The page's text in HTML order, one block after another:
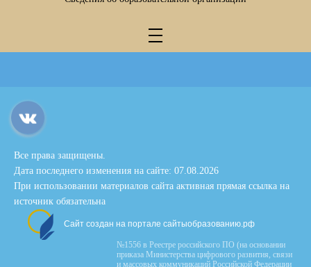
Все права защищены.
Дата последнего изменения на сайте: 07.08.2026
При использовании материалов сайта активная прямая ссылка на
источник обязательна
Сайт создан на портале сайтыобразованию.рф
№1556 в Реестре российского ПО (на основании
приказа Министерства цифрового развития, связи
и массовых коммуникаций Российской Федерации